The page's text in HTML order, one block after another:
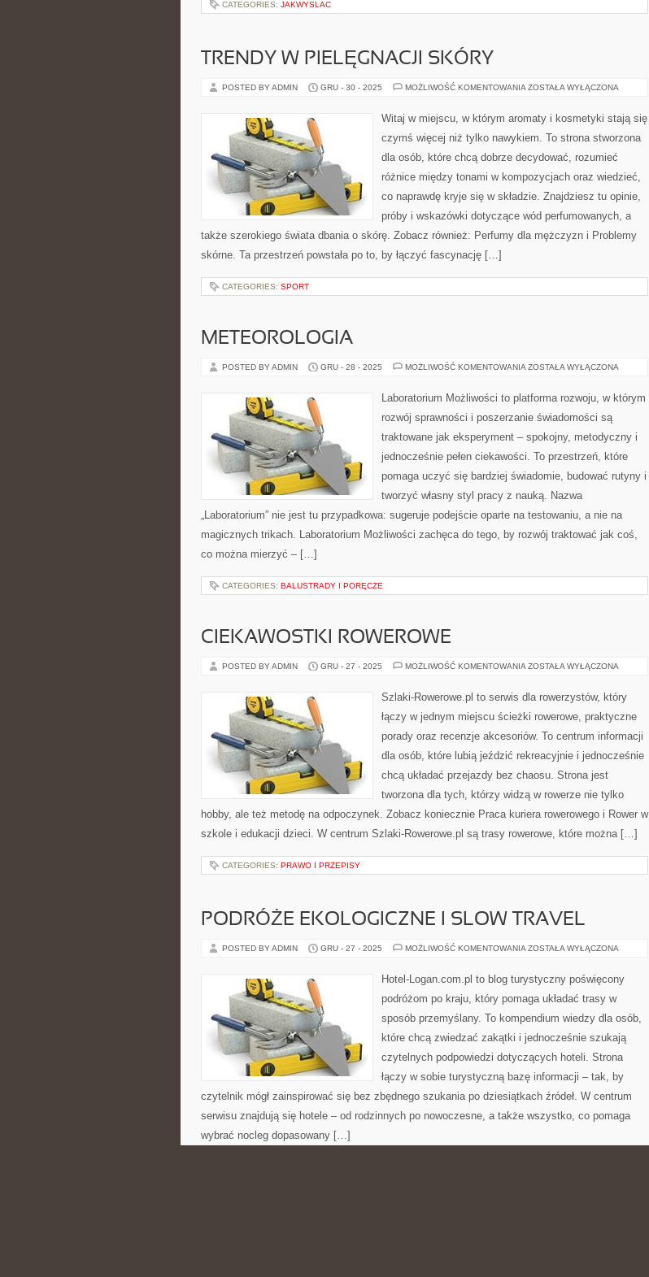
CATEGORIES: JAKWYSLAC
TRENDY W PIELĘGNACJI SKÓRY
POSTED BY ADMIN GRU - 30 - 2025 MOŻLIWOŚĆ KOMENTOWANIA TRENDY
SKÓRY
ZOSTAŁA WYŁĄCZONA
Witaj w miejscu, w którym aromaty i kosmetyki stają się
czymś więcej niż tylko nawykiem. To strona stworzona
dla osób, które chcą dobrze decydować, rozumieć
różnice między tonami w kompozycjach oraz wiedzieć,
co naprawdę kryje się w składzie. Znajdziesz tu opinie,
próby i wskazówki dotyczące wód perfumowanych, a
także szerokiego świata dbania o skórę. Zobacz również: Perfumy dla mężczyzn i Problemy
skórne. Ta przestrzeń powstała po to, by łączyć fascynację […]
CATEGORIES: SPORT
METEOROLOGIA
POSTED BY ADMIN GRU - 28 - 2025 MOŻLIWOŚĆ KOMENTOWANIA METEOROLOGIA
ZOSTAŁA WYŁĄCZONA
Laboratorium Możliwości to platforma rozwoju, w którym
rozwój sprawności i poszerzanie świadomości są
traktowane jak eksperyment – spokojny, metodyczny i
jednocześnie pełen ciekawości. To przestrzeń, które
pomaga uczyć się bardziej świadomie, budować rutyny i
tworzyć własny styl pracy z nauką. Nazwa
„Laboratorium” nie jest tu przypadkowa: sugeruje podejście oparte na testowaniu, a nie na
magicznych trikach. Laboratorium Możliwości zachęca do tego, by rozwój traktować jak coś,
co można mierzyć – […]
CATEGORIES: BALUSTRADY I PORĘCZE
CIEKAWOSTKI ROWEROWE
POSTED BY ADMIN GRU - 27 - 2025 MOŻLIWOŚĆ KOMENTOWANIA CIEKAWOSTKI
ZOSTAŁA WYŁĄCZONA
Szlaki-Rowerowe.pl to serwis dla rowerzystów, który
łączy w jednym miejscu ścieżki rowerowe, praktyczne
porady oraz recenzje akcesoriów. To centrum informacji
dla osób, które lubią jeździć rekreacyjnie i jednocześnie
chcą układać przejazdy bez chaosu. Strona jest
tworzona dla tych, którzy widzą w rowerze nie tylko
hobby, ale też metodę na odpoczynek. Zobacz koniecznie Praca kuriera rowerowego i Rower w
szkole i edukacji dzieci. W centrum Szlaki-Rowerowe.pl są trasy rowerowe, które można […]
CATEGORIES: PRAWO I PRZEPISY
PODRÓŻE EKOLOGICZNE I SLOW TRAVEL
POSTED BY ADMIN GRU - 27 - 2025 MOŻLIWOŚĆ KOMENTOWANIA PODRÓŻE
SLOW
TRAVEL
ZOSTAŁA WYŁĄCZONA
Hotel-Logan.com.pl to blog turystyczny poświęcony
podróżom po kraju, który pomaga układać trasy w
sposób przemyślany. To kompendium wiedzy dla osób,
które chcą zwiedzać zakątki i jednocześnie szukają
czytelnych podpowiedzi dotyczących hoteli. Strona
łączy w sobie turystyczną bazę informacji – tak, by
czytelnik mógł zainspirować się bez zbędnego szukania po dziesiątkach źródeł. W centrum
serwisu znajdują się hotele – od rodzinnych po nowoczesne, a także wszystko, co pomaga
wybrać nocleg dopasowany […]